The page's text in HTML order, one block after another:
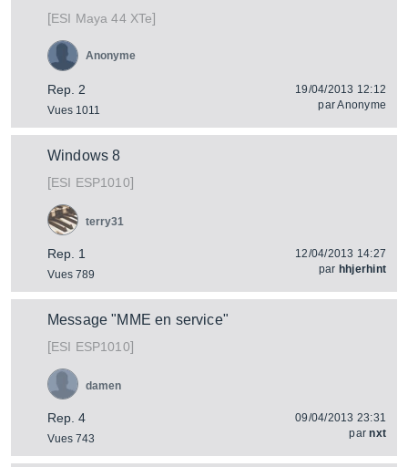
[ESI Maya 44 XTe]
Rep. 2
Vues 1011
Anonyme
19/04/2013 12:12
parAnonyme
Windows 8
[ESI ESP1010]
Rep. 1
Vues 789
terry31
12/04/2013 14:27
par hhjerhint
Message "MME en service"
[ESI ESP1010]
Rep. 4
Vues 743
damen
09/04/2013 23:31
parnxt